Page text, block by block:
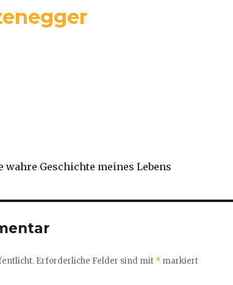
wahre Geschichte meines Lebens
Erforderliche Felder sind mit * markiert